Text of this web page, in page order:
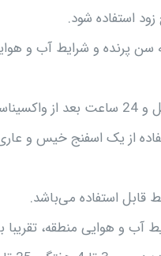
استفاده شود.
پرنده و شرایط آب و
از یک اسفنج خیس و
استفاده می‌باشد.
منطقه، تقریبا برابر